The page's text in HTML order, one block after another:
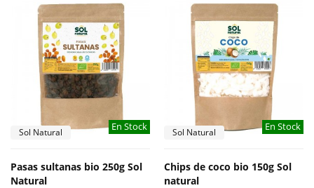
En Stock
Sol Natural
Pasas sultanas bio 250g Sol
Natural
En Stock
Sol Natural
Chips de coco bio 150g Sol
natural